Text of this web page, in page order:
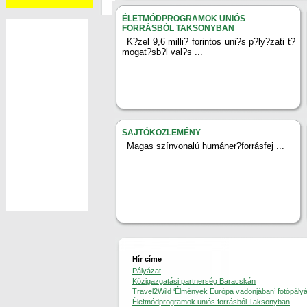
ÉLETMÓDPROGRAMOK UNIÓS
FORRÁSBÓL TAKSONYBAN
K?zel 9,6 milli? forintos uni?s p?ly?zati t?
mogat?sb?l val?s ...
SAJTÓKÖZLEMÉNY
Magas színvonalú humáner?forrásfej ...
Hír címe
Pályázat
Közigazgatási partnerség Baracskán
Travel2Wild ‘Élmények Európa vadonjában’
Életmódprogramok uniós forrásból Taksonyban